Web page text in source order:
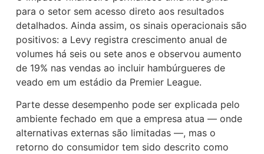
para o setor sem acesso direto aos resultados
detalhados. Ainda assim, os sinais operacionais são
positivos: a Levy registra crescimento anual de
volumes há seis ou sete anos e observou aumento
de 19% nas vendas ao incluir hambúrgueres de
veado em um estádio da Premier League.
Parte desse desempenho pode ser explicada pelo
ambiente fechado em que a empresa atua — onde
alternativas externas são limitadas —, mas o
retorno do consumidor tem sido descrito como